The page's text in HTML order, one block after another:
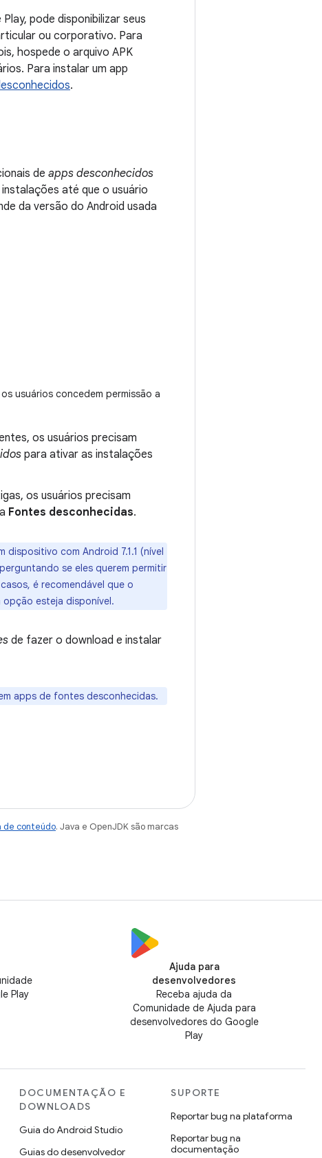
pode disponibilizar seus
ou corporativo. Para
hospede o arquivo APK
Para instalar um app
.
de apps desconhecidos
até que o usuário
da versão do Android usada
usuários concedem permissão a
os usuários precisam
para ativar as instalações
os usuários precisam
Fontes desconhecidas.
com Android 7.1.1 (nível
se eles querem permitir
é recomendável que o
esteja disponível.
de fazer o download e instalar
apps de fontes desconhecidas.
de conteúdo. Java e OpenJDK são marcas
Play
Ajuda para
desenvolvedores
Receba ajuda da
Comunidade de Ajuda para
desenvolvedores do Google
Play
DOCUMENTAÇÃO E
DOWNLOADS
Guia do Android Studio
Guias do desenvolvedor
SUPORTE
Reportar bug na plataforma
Reportar bug na
documentação